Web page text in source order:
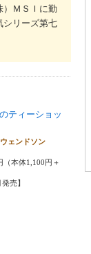
）ＭＳＩに勤
シリーズ第七
ティーショッ
ェンドソン
（本体1,100円＋
売】